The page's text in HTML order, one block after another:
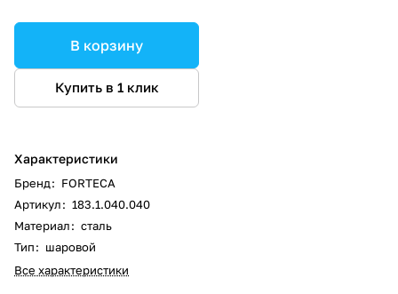
В корзину
Купить в 1 клик
Характеристики
Бренд: FORTECA
Артикул: 183.1.040.040
Материал: сталь
Тип: шаровой
Все характеристики